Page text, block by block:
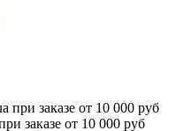
заказе от 10 000 руб